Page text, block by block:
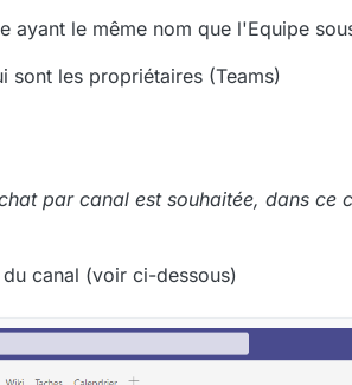
ayant le même nom que l'Equipe
sont les propriétaires (Teams)
par canal est souhaitée, dans ce
canal (voir ci-dessous)